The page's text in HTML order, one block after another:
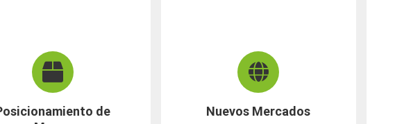
de
Nuevos Mercados